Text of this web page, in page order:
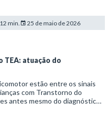
12 min. 25 de maio de 2026
TEA: atuação do
estão entre os sinais
com Transtorno do
antes mesmo do diagnóstico